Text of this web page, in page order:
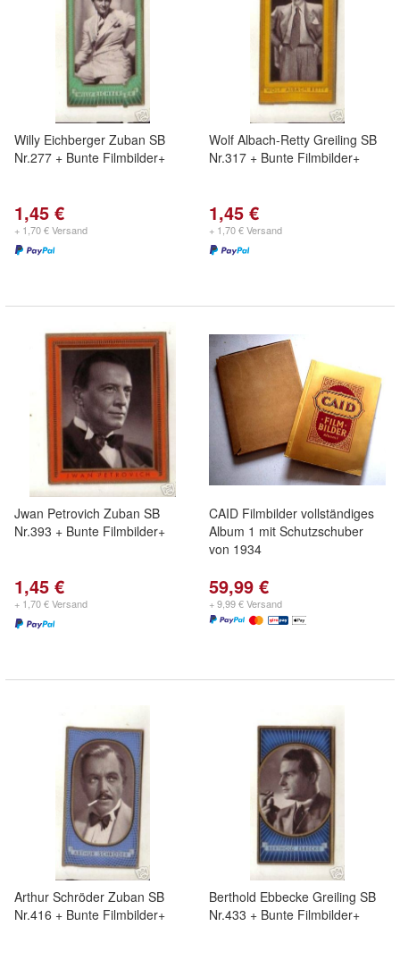
Willy Eichberger Zuban SB
Nr.277 + Bunte Filmbilder+
1,45 €
+ 1,70 € Versand
Wolf Albach-Retty Greiling SB
Nr.317 + Bunte Filmbilder+
1,45 €
+ 1,70 € Versand
Jwan Petrovich Zuban SB
Nr.393 + Bunte Filmbilder+
1,45 €
+ 1,70 € Versand
CAID Filmbilder vollständiges
Album 1 mit Schutzschuber
von 1934
59,99 €
+ 9,99 € Versand
Arthur Schröder Zuban SB
Nr.416 + Bunte Filmbilder+
Berthold Ebbecke Greiling SB
Nr.433 + Bunte Filmbilder+